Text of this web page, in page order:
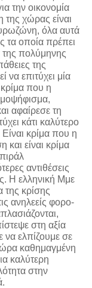
την οικονομία
χώρας είναι
όλα αυτά
τα οποία πρέπει
της πολύμηνης
της
επιτύχει μία
που η
αφαίρεσε τη
κάτι καλύτερο
κρίμα που η
είναι κρίμα
αντιθέσεις
Η ελληνική Μμε
της κρίσης
ανηλεείς φορο-
στη αξία
να ελπίζουμε σε
καθημαγμένη
καλύτερη
στην